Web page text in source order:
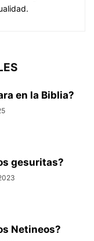
en la Biblia?
gesuritas?
Netineos?